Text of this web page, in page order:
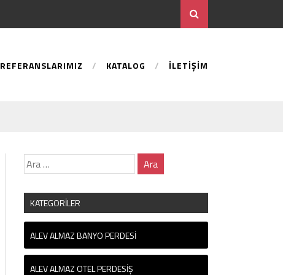
REFERANSLARIMIZ KATALOG İLETIŞIM
KATEGORILER
ALEV ALMAZ BANYO PERDESI
ALEV ALMAZ OTEL PERDESIŞ